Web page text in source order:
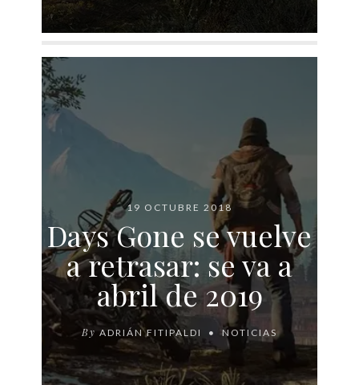
19 OCTUBRE 2018
Days Gone se vuelve
a retrasar: se va a
abril de 2019
By ADRIÁN FITIPALDI NOTICIAS